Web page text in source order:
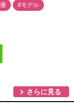
#モデル
さらに見る